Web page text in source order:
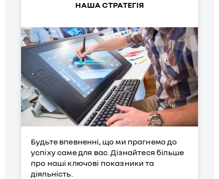
НАША СТРАТЕГІЯ
Будьте впевненні, що ми прагнемо до
успіху саме для вас. Дізнайтеся більше
про наші ключові показники та
діяльність.